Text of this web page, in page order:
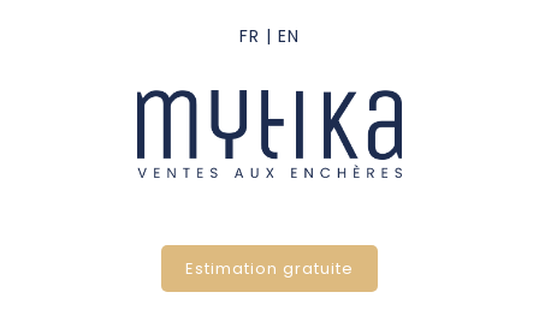
Estimation gratuite